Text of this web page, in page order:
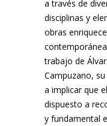
a través de
disciplinas y
obras
trabajo de
Campuzano,
a implicar que
dispuesto a
y fundamental